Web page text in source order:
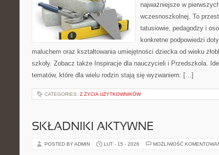
najważniejsze w
wczesnoszkolnej. To
tatusiowie, pedagodzy i
konkretne podpowiedzi
maluchem oraz kształtowania umiejętności dziecka od wieku
szkoły. Zobacz także Inspiracje dla nauczycieli i Przedszkola.
tematów, które dla wielu rodzin stają się wyzwaniem: […]
CATEGORIES: Z ŻYCIA UŻYTKOWNIKÓW
SKŁADNIKI AKTYWNE
POSTED BY ADMIN LUT - 15 - 2026 MOŻLIWOŚĆ